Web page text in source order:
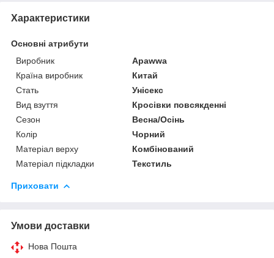
Характеристики
Основні атрибути
Виробник
Apawwa
Країна виробник
Китай
Стать
Унісекс
Вид взуття
Кросівки повсякденні
Сезон
Весна/Осінь
Колір
Чорний
Матеріал верху
Комбінований
Матеріал підкладки
Текстиль
Приховати
Умови доставки
Нова Пошта